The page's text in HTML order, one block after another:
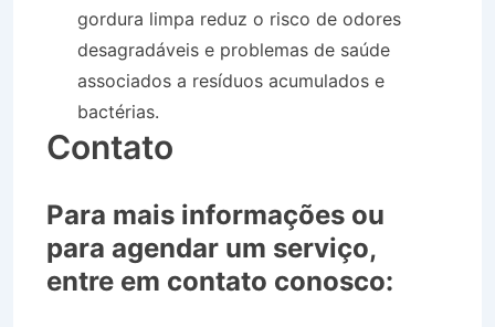
gordura limpa reduz o risco de odores
desagradáveis e problemas de saúde
associados a resíduos acumulados e
bactérias.
Contato
Para mais informações ou
para agendar um serviço,
entre em contato conosco: